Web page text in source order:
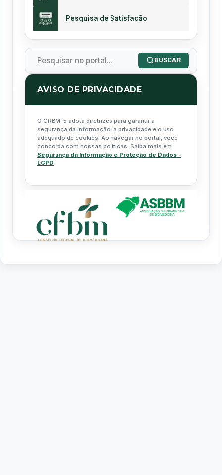
Pesquisa de Satisfação
BUSCAR
AVISO DE PRIVACIDADE
O CRBM-5 adota diretrizes para garantir a
segurança da informação, a privacidade e o uso
adequado de cookies. Ao navegar no portal, você
concorda com nossas políticas. Saiba mais em
Segurança da Informação e Proteção de Dados -
LGPD